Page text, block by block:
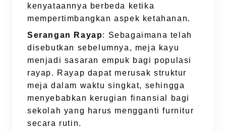
kenyataannya berbeda ketika
mempertimbangkan aspek ketahanan.
Serangan Rayap: Sebagaimana telah
disebutkan sebelumnya, meja kayu
menjadi sasaran empuk bagi populasi
rayap. Rayap dapat merusak struktur
meja dalam waktu singkat, sehingga
menyebabkan kerugian finansial bagi
sekolah yang harus mengganti furnitur
secara rutin.